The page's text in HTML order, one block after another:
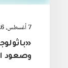
7 أغسطس، 2026
وصعود